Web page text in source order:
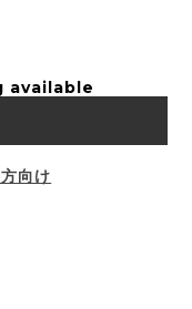
available
向け